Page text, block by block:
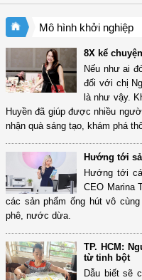
Mô hình khởi nghiệp
8X kể
Nếu như ai
đối với chị
là như vậy.
Huyền đã giúp được nhiều
nhận quà sáng tạo, khám phá
Hướng tới
Hướng tới
CEO Marina
các sản phẩm ống hút vô
phê, nước dừa.
TP. HCM:
từ tinh bột
Dẫu biết sẽ